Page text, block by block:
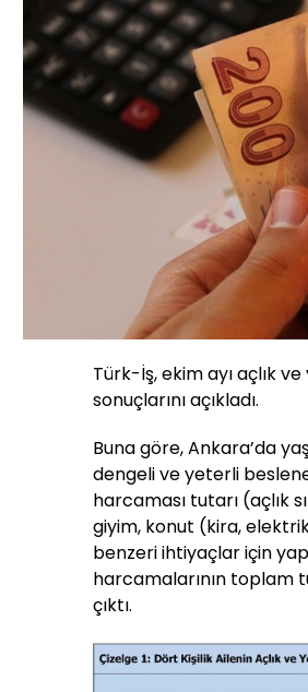
Türk-İş, ekim ayı açlık ve
sonuçlarını açıkladı.
Buna göre, Ankara’da
dengeli ve yeterli
harcaması tutarı (açlık
giyim, konut (kira,
benzeri ihtiyaçlar için
harcamalarının toplam
çıktı.